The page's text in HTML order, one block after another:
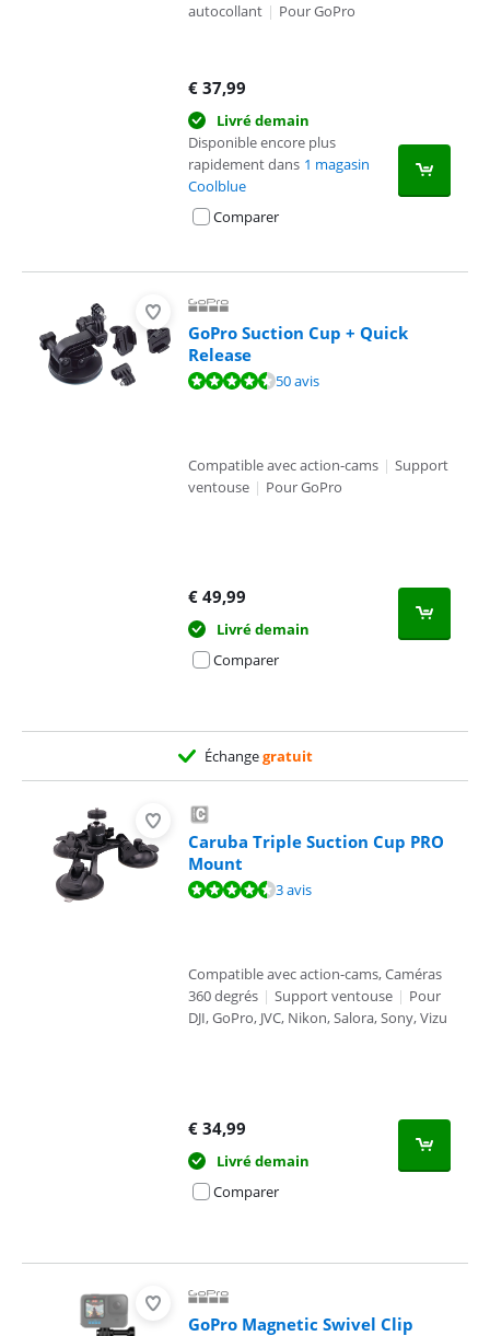
autocollant | Pour GoPro
€ 37,99
Livré demain
Disponible encore plus
rapidement dans 1 magasin
Coolblue
Comparer
GoPro Suction Cup + Quick
Release
La note est de 9,0 sur 10, basée sur 50 avis.50 avis
Compatible avec action-cams | Support
ventouse | Pour GoPro
€ 49,99
Livré demain
Comparer
Échangegratuit
Caruba Triple Suction Cup PRO
Mount
La note est de 8,8 sur 10, basée sur 3 avis.3 avis
Compatible avec action-cams, Caméras
360 degrés | Support ventouse | Pour
DJI, GoPro, JVC, Nikon, Salora, Sony, Vizu
€ 34,99
Livré demain
Comparer
GoPro Magnetic Swivel Clip